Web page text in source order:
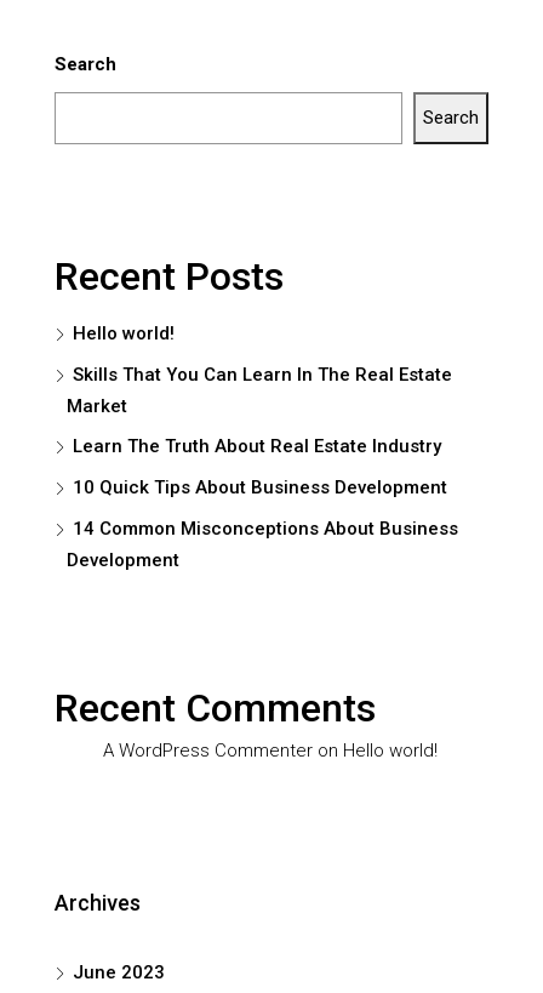
Search
Search
Recent Posts
Hello world!
Skills That You Can Learn In The Real Estate
Market
Learn The Truth About Real Estate Industry
10 Quick Tips About Business Development
14 Common Misconceptions About Business
Development
Recent Comments
A WordPress Commenter on Hello world!
Archives
June 2023